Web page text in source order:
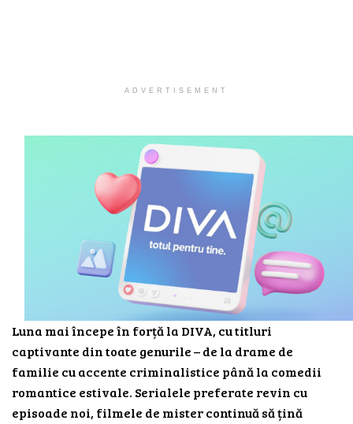
ADVERTISEMENT
Luna mai începe în forță la DIVA, cu titluri
captivante din toate genurile – de la drame de
familie cu accente criminalistice până la comedii
romantice estivale. Serialele preferate revin cu
episoade noi, filmele de mister continuă să țină